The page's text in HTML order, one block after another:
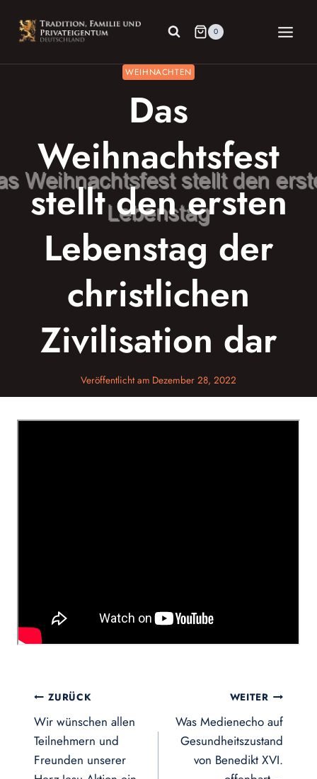
Inhalt
springen
0
WEIHNACHTEN
Das
Weihnachtsfest
stellt den ersten
Lebenstag der
christlichen
Zivilisation dar
Veröffentlicht am Dezember 28, 2022
Beitragsnavigation
ZURÜCK
Wir wünschen allen
Teilnehmern und
Freunden unserer
WEITER
Was Medienecho auf
Gesundheitszustand
von Benedikt XVI.